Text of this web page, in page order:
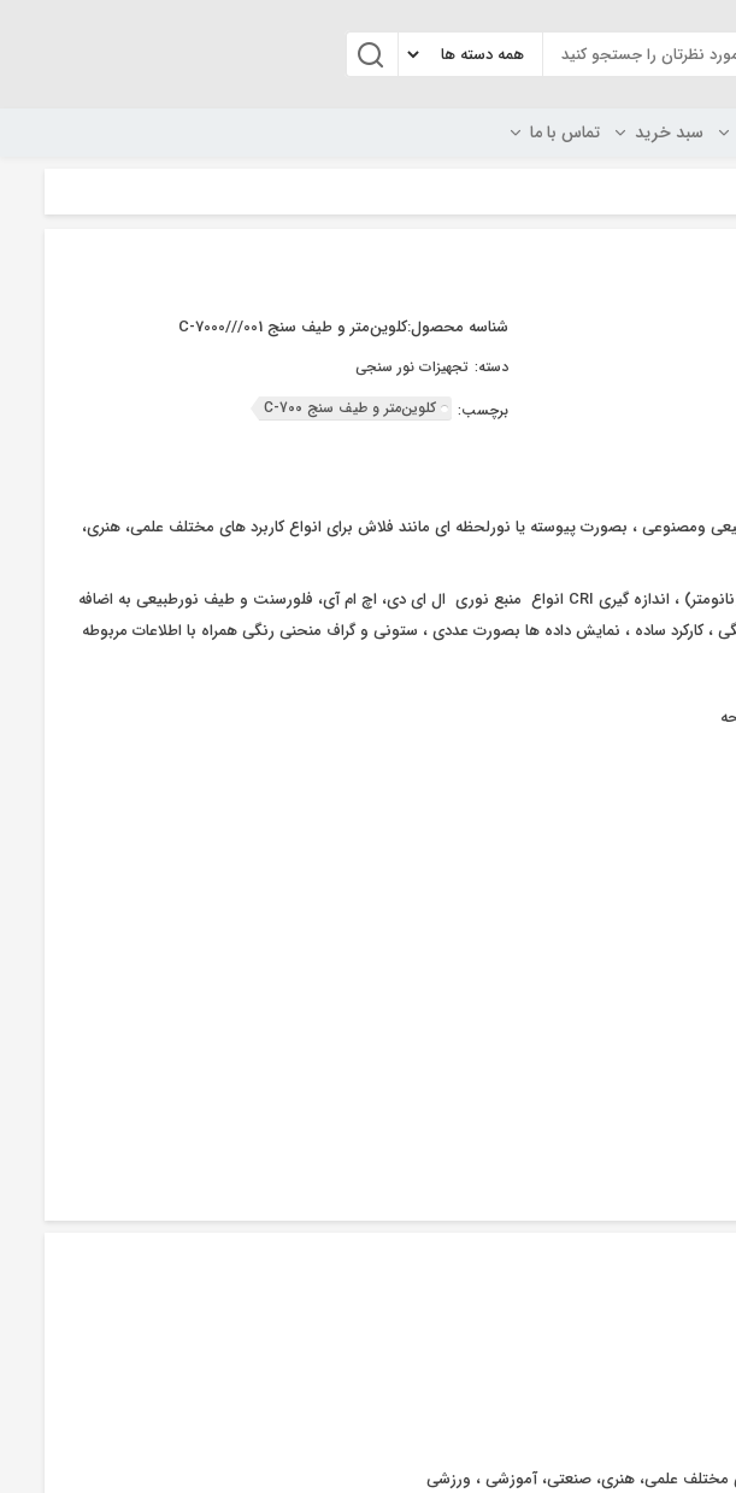
سبد خرید تماس با ما
شناسه محصول:کلوین‌‌متر و طیف سنج C-7000///001
دسته: تجهیزات نور سنجی
برچسب:
کلوین‌‌متر و طیف سنج C-700
ومصنوعی ، بصورت پیوسته یا نورلحظه ای مانند فلاش برای انواع کاربرد های مختلف علمی، هنری،
دارای سنسور CMOS خطی، با دقت بالای nm 1 (نانومتر) ، اندازه گیری CRI انواع منبع نوری ال ای دی، اچ ام آی، فلورسنت و طیف نورطبیعی به اضافه
ساده ، نمایش داده ها بصورت عددی ، ستونی و گراف منحنی رنگی همراه با اطلاعات مربوطه
مختلف علمی، هنری، صنعتی، آموزشی ، ورزشی